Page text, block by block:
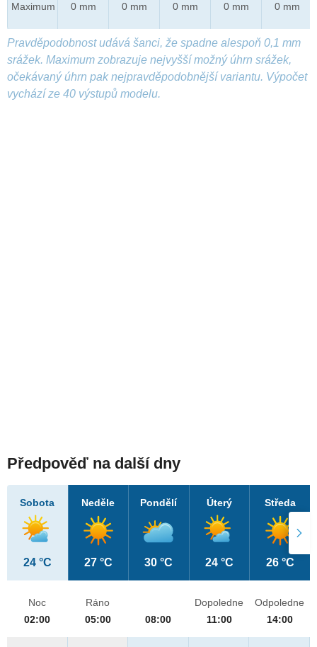
Maximum 0 mm 0 mm 0 mm 0 mm 0 mm
Pravděpodobnost udává šanci, že spadne alespoň 0,1 mm
srážek. Maximum zobrazuje nejvyšší možný úhrn srážek,
očekávaný úhrn pak nejpravděpodobnější variantu. Výpočet
vychází ze 40 výstupů modelu.
Předpověď na další dny
Sobota
24 °C
Neděle
27 °C
Pondělí
30 °C
Úterý
24 °C
Středa
26 °C
Noc
02:00
Ráno
05:00
08:00
Dopoledne
11:00
Odpoledne
14:00